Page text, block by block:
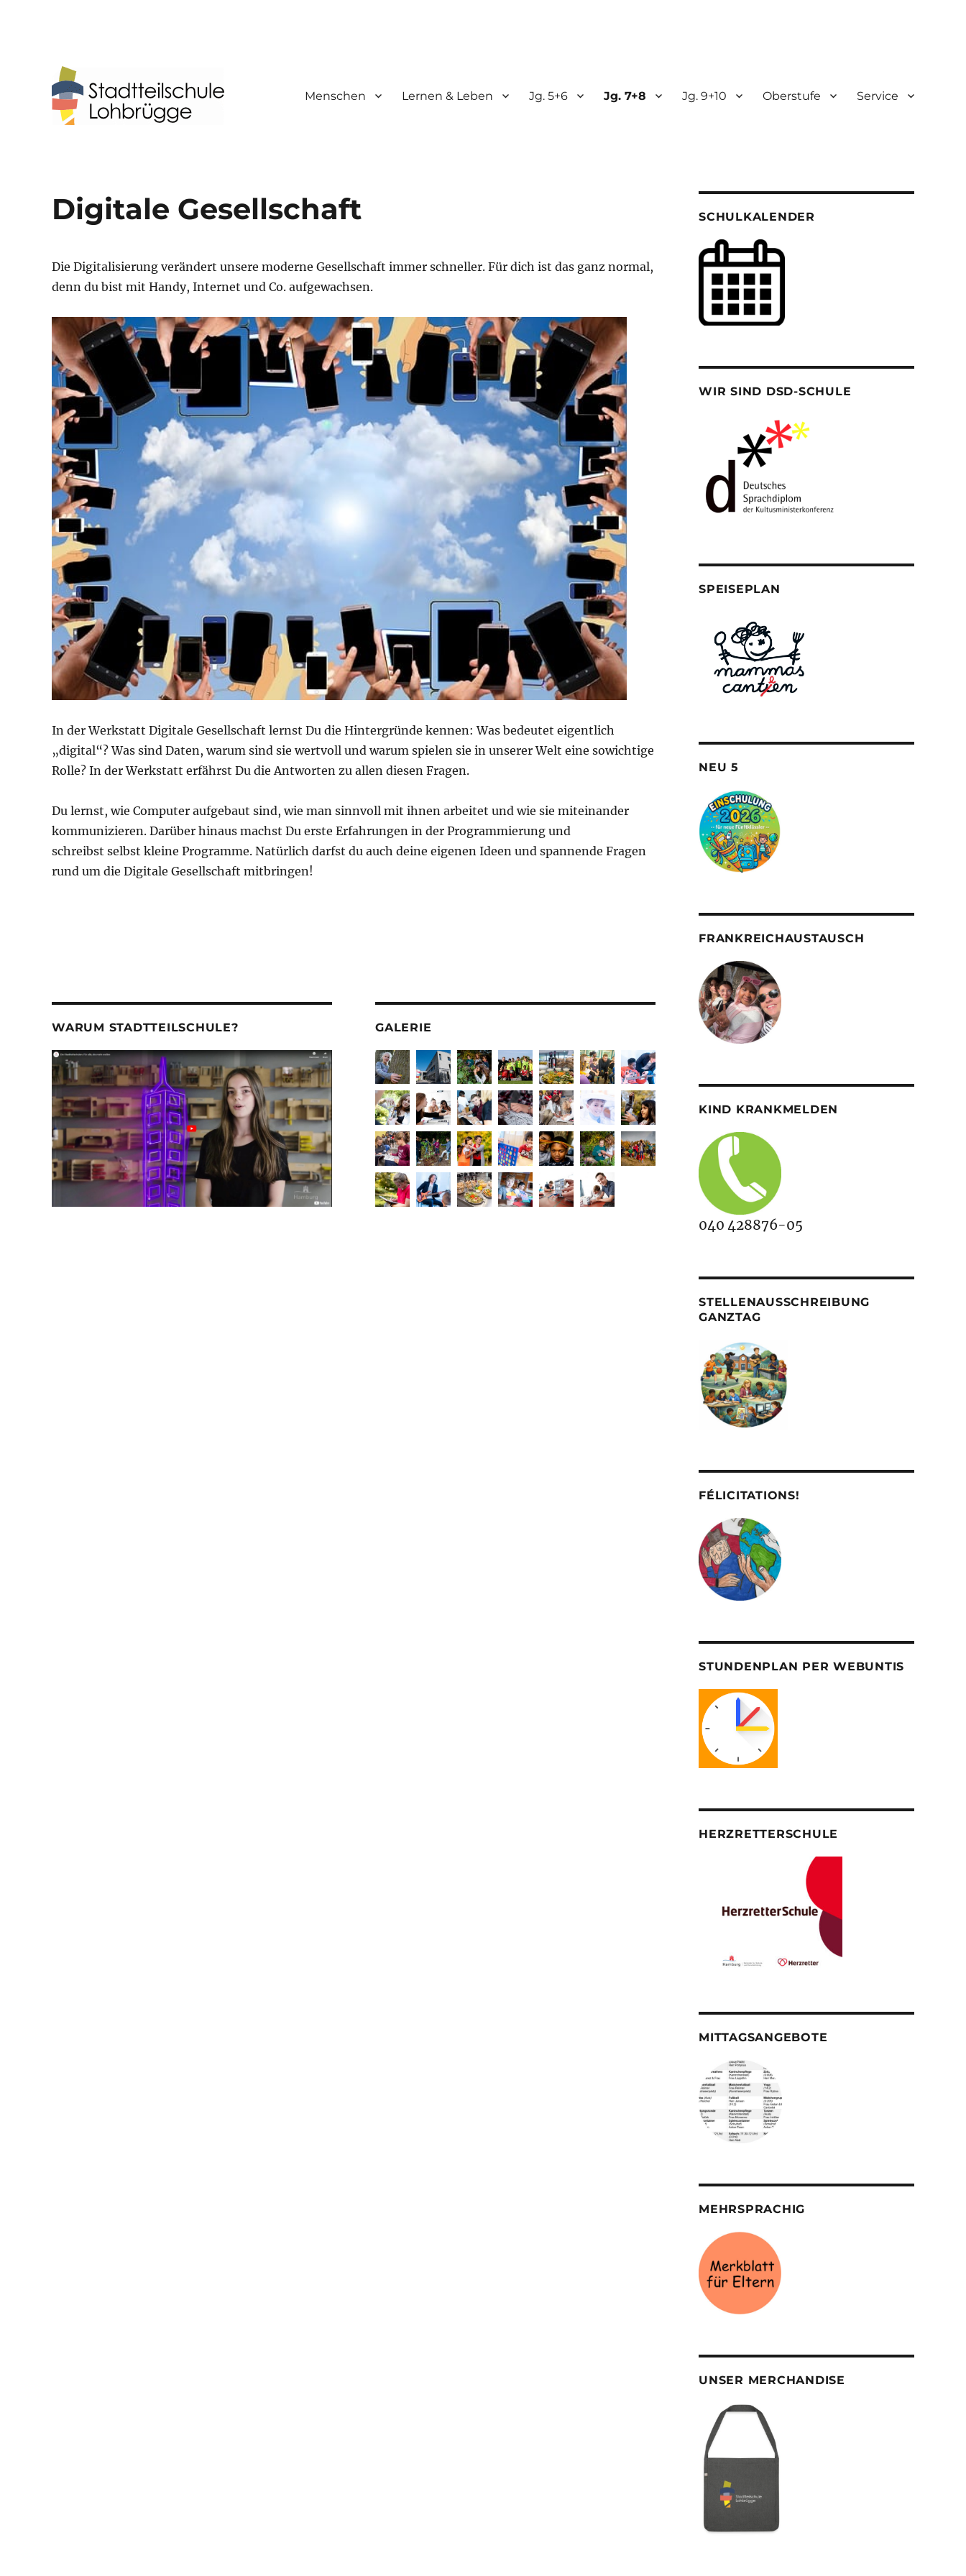
Menschen Lernen & Leben Jg. 5+6 Jg. 7+8 Jg. 9+10 Oberstufe Service
Digitale Gesellschaft
Die Digitalisierung verändert unsere moderne Gesellschaft immer schneller. Für dich ist das ganz normal,
denn du bist mit Handy, Internet und Co. aufgewachsen.
In der Werkstatt Digitale Gesellschaft lernst Du die Hintergründe kennen: Was bedeutet eigentlich
„digital“? Was sind Daten, warum sind sie wertvoll und warum spielen sie in unserer Welt eine sowichtige
Rolle? In der Werkstatt erfährst Du die Antworten zu allen diesen Fragen.
Du lernst, wie Computer aufgebaut sind, wie man sinnvoll mit ihnen arbeitet und wie sie miteinander
kommunizieren. Darüber hinaus machst Du erste Erfahrungen in der Programmierung und
schreibst selbst kleine Programme. Natürlich darfst du auch deine eigenen Ideen und spannende Fragen
rund um die Digitale Gesellschaft mitbringen!
WARUM STADTTEILSCHULE? GALERIE
SCHULKALENDER
WIR SIND DSD-SCHULE
SPEISEPLAN
NEU 5
FRANKREICHAUSTAUSCH
KIND KRANKMELDEN
040 428876-05
STELLENAUSSCHREIBUNG
GANZTAG
FÉLICITATIONS!
STUNDENPLAN PER WEBUNTIS
HERZRETTERSCHULE
MITTAGSANGEBOTE
MEHRSPRACHIG
UNSER MERCHANDISE